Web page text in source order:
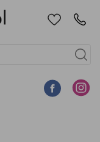
UlubioneKontakt
Szukaj
Facebook